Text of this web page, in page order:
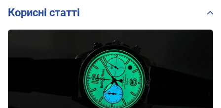
Корисні статті